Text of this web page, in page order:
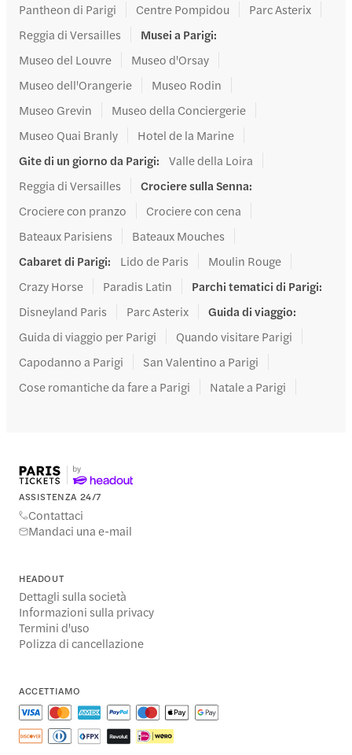
Pantheon di Parigi
Centre Pompidou
Parc Asterix
Reggia di Versailles
Musei a Parigi:
Museo del Louvre
Museo d'Orsay
Museo dell'Orangerie
Museo Rodin
Museo Grevin
Museo della Conciergerie
Museo Quai Branly
Hotel de la Marine
Gite di un giorno da Parigi:
Valle della Loira
Reggia di Versailles
Crociere sulla Senna:
Crociere con pranzo
Crociere con cena
Bateaux Parisiens
Bateaux Mouches
Cabaret di Parigi: Lido de Paris
Moulin Rouge
Crazy Horse
Paradis Latin Parchi tematici di Parigi:
Disneyland Paris
Parc Asterix Guida di viaggio:
Guida di viaggio per Parigi
Quando visitare Parigi
Capodanno a Parigi
San Valentino a Parigi
Cose romantiche da fare a Parigi
Natale a Parigi
ASSISTENZA 24/7
Contattaci
Mandaci una e-mail
HEADOUT
Dettagli sulla società
Informazioni sulla privacy
Termini d'uso
Polizza di cancellazione
ACCETTIAMO